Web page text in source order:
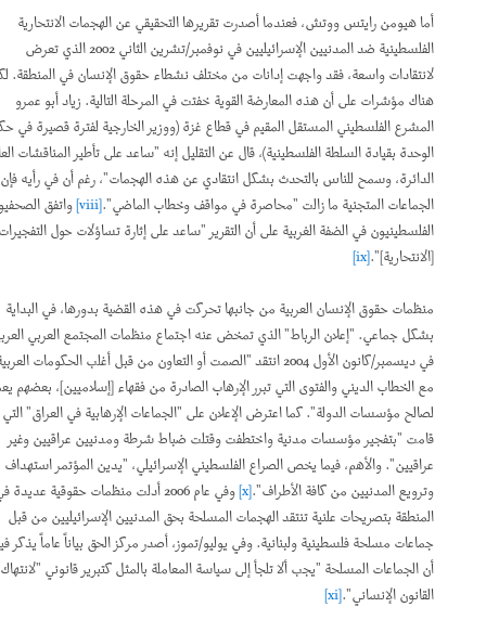
أما هيومن رايتس ووتش، فعندما أصدرت تقريرها التحقيقي عن الهجمات الانتحارية
الفلسطينية ضد المدنيين الإسرائيليين في نوفمبر/تشرين الثاني 2002 الذي تعرض
لانتقادات واسعة، فقد واجهت إدانات من مختلف نشطاء حقوق الإنسان في المنطقة. لكن
هناك مؤشرات على أن هذه المعارضة القوية خفتت في المرحلة التالية. زياد أبو عمرو
المشرع الفلسطيني المستقل المقيم في قطاع غزة (ووزير الخارجية لفترة قصيرة في حكومة
الوحدة بقيادة السلطة الفلسطينية)، قال عن التقليل إنه "ساعد على تأطير المناقشات العامة
الدائرة، وسمح للناس بالتحدث بشكل انتقادي عن هذه الهجمات"، رغم أن في رأيه فإن
الجماعات المتجنية ما زالت "محاصرة في مواقف وخطاب الماضي".[viii]
واتفق الصحفيون
الفلسطينيون في الضفة الغربية على أن التقرير "ساعد على إثارة تساؤلات حول التفجيرات
[الانتحارية]".[ix]
منظمات حقوق الإنسان العربية من جانبها تحركت في هذه القضية بدورها، في البداية
بشكل جماعي. "إعلان الرباط" الذي تمخض عنه اجتماع منظمات المجتمع العربي العربية
في ديسمبر/كانون الأول 2004 انتقد "الصمت أو التعاون من قبل أغلب الحكومات العربية
مع الخطاب الديني والفتوى التي تبرر الإرهاب الصادرة من فقهاء [إسلاميين]، بعضهم يعمل
لصالح مؤسسات الدولة". كما اعترض الإعلان على "الجماعات الإرهابية في العراق" التي
قامت "بتفجير مؤسسات مدنية واختطفت وقتلت ضباط شرطة ومدنيين عراقيين وغير
عراقيين". والأهم، فيما يخص الصراع الفلسطيني الإسرائيلي، "يدين المؤتمر استهداف
وترويع المدنيين من كافة الأطراف".[x]
وفي عام 2006 أدلت منظمات حقوقية عديدة في
المنطقة بتصريحات علنية تنتقد الهجمات المسلحة بحق المدنيين الإسرائيليين من قبل
جماعات مسلحة فلسطينية ولبنانية. وفي يوليو/تموز، أصدر مركز الحق بياناً عاماً يذكر فيه
أن الجماعات المسلحة "يجب ألا تلجأ إلى سياسة المعاملة بالمثل كتبرير قانوني "لانتهاك
القانون الإنساني".[xi]